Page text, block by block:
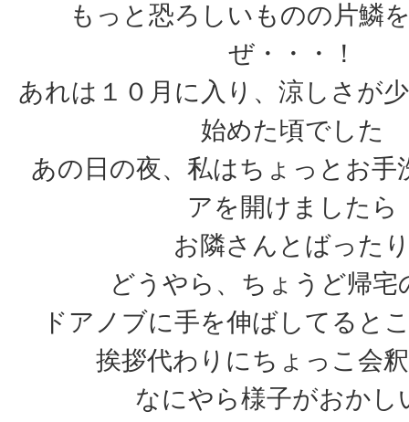
もっと恐ろしいものの片鱗
ぜ・・・！
あれは１０月に入り、涼しさが
始めた頃でした
あの日の夜、私はちょっとお
アを開けましたら
お隣さんとばった
どうやら、ちょうど帰宅
ドアノブに手を伸ばしてると
挨拶代わりにちょっこ会
なにやら様子がおか